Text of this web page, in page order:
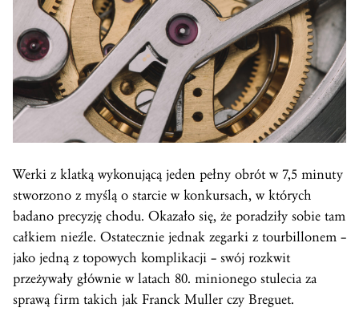
Werki z klatką wykonującą jeden pełny obrót w 7,5 minuty
stworzono z myślą o starcie w konkursach, w których
badano precyzję chodu. Okazało się, że poradziły sobie tam
całkiem nieźle. Ostatecznie jednak zegarki z tourbillonem –
jako jedną z topowych komplikacji – swój rozkwit
przeżywały głównie w latach 80. minionego stulecia za
sprawą firm takich jak Franck Muller czy Breguet.